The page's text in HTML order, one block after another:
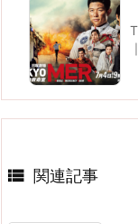
 関連記事